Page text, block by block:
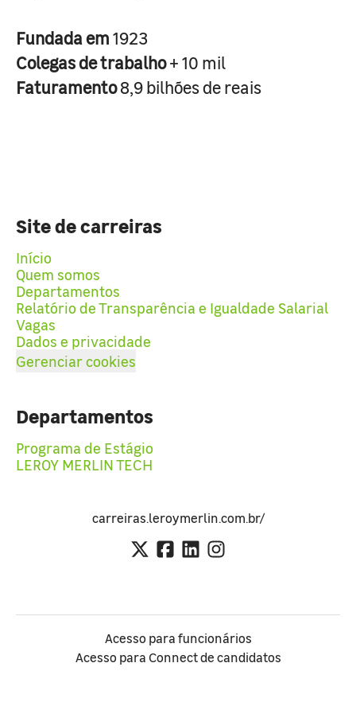
Fundada em1923
Colegas de trabalho+ 10 mil
Faturamento8,9 bilhões de reais
Site de carreiras
Início
Quem somos
Departamentos
Relatório de Transparência e Igualdade Salarial
Vagas
Dados e privacidade
Gerenciar cookies
Departamentos
Programa de Estágio
LEROY MERLIN TECH
carreiras.leroymerlin.com.br/
Acesso para funcionários
Acesso para Connect de candidatos